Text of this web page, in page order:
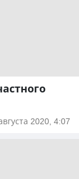
2020, 4:07